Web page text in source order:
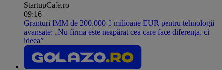
StartupCafe.ro
09:16
Granturi IMM de 200.000-3 milioane EUR pentru tehnologii
avansate: „Nu firma este neapărat cea care face diferența, ci
ideea”